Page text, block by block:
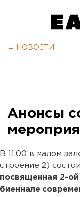
← НОВОСТИ
Анонсы
В 11.00 в малом
строение 2)
посвященная 2-ой
биеннале